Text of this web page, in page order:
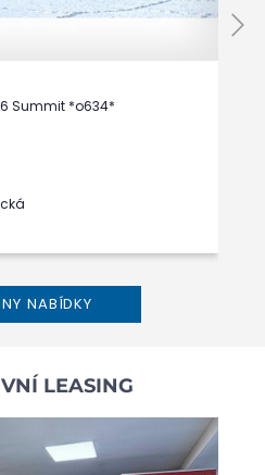
Summit *o634*
NABÍDKY
LEASING